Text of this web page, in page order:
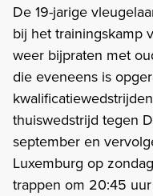
De 19-jarige
bij het trainingskamp
weer bijpraten met
die eveneens is
thuiswedstrijd tegen
september en
Luxemburg op
trappen om 20:45 uur